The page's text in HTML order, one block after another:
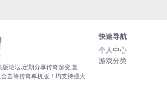
论坛.定期分享传奇超变,复
击等传奇单机版！均支持强大
快速导航
个人中心
游戏分类